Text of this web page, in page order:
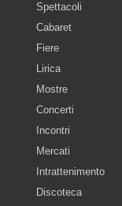
Spettacoli
Cabaret
Fiere
Lirica
Mostre
Concerti
Incontri
Mercati
Intrattenimento
Discoteca